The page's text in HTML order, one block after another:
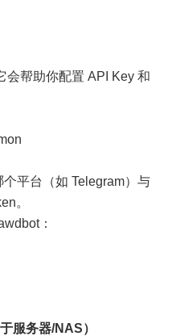
会帮助你配置 API Key 和
平台（如 Telegram）与
。
：
服务器/NAS）